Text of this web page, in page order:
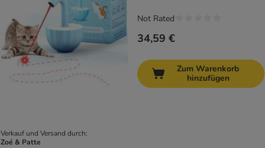
Verkauf und Versand durch:
Zoé & Patte
34,59 €
Not Rated
Zum Warenkorb
hinzufügen